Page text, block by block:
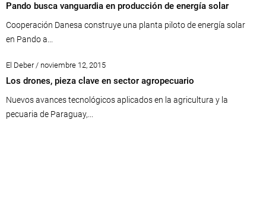
Pando busca vanguardia en producción de energía solar
Cooperación Danesa construye una planta piloto de energía solar
en Pando a...
El Deber / noviembre 12, 2015
Los drones, pieza clave en sector agropecuario
Nuevos avances tecnológicos aplicados en la agricultura y la
pecuaria de Paraguay,...